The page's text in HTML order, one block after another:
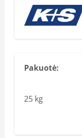
Pakuotė:
25 kg